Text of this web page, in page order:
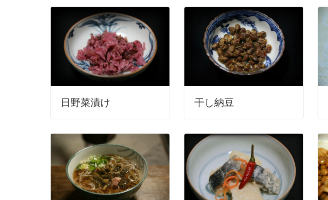
日野菜漬け 干し納豆